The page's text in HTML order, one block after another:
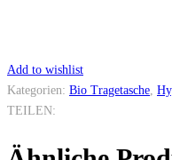
Add to wishlist
Kategorien: Bio Tragetasche
TEILEN: